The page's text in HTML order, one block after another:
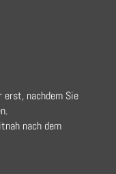
nachdem Sie
nach dem